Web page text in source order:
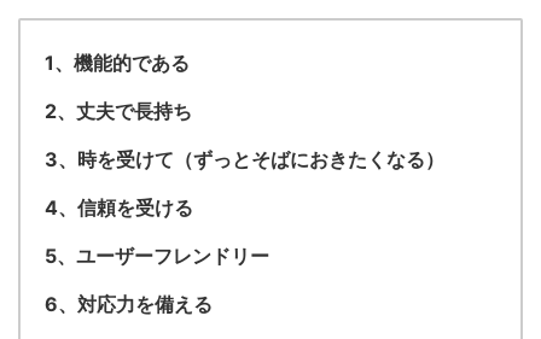
1、機能的である
2、丈夫で長持ち
3、時を受けて（ずっとそばにおきたくなる）
4、信頼を受ける
5、ユーザーフレンドリー
6、対応力を備える